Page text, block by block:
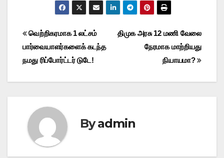
Post
navigation
திமுக அரசு 12 மணி வேலை
நேரமாக மாற்றியது
நியாயமா?
வெற்றிகரமாக 1 லட்சம்
பார்வையாளர்களைக் கடந்த
நமது ரிப்போர்ட்டர் டுடே!
Byadmin